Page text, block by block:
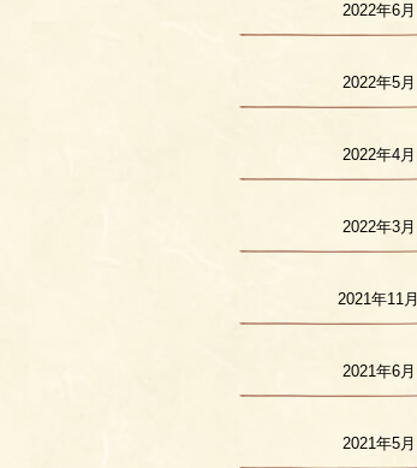
2022年6月
2022年5月
2022年4月
2022年3月
2021年11月
2021年6月
2021年5月